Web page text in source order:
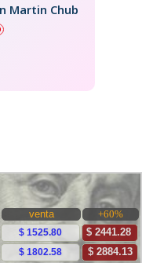
Martin Chubut